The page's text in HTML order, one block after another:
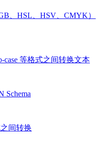
、HSL、HSV、CMYK）
case 等格式之间转换文本
Schema
间转换